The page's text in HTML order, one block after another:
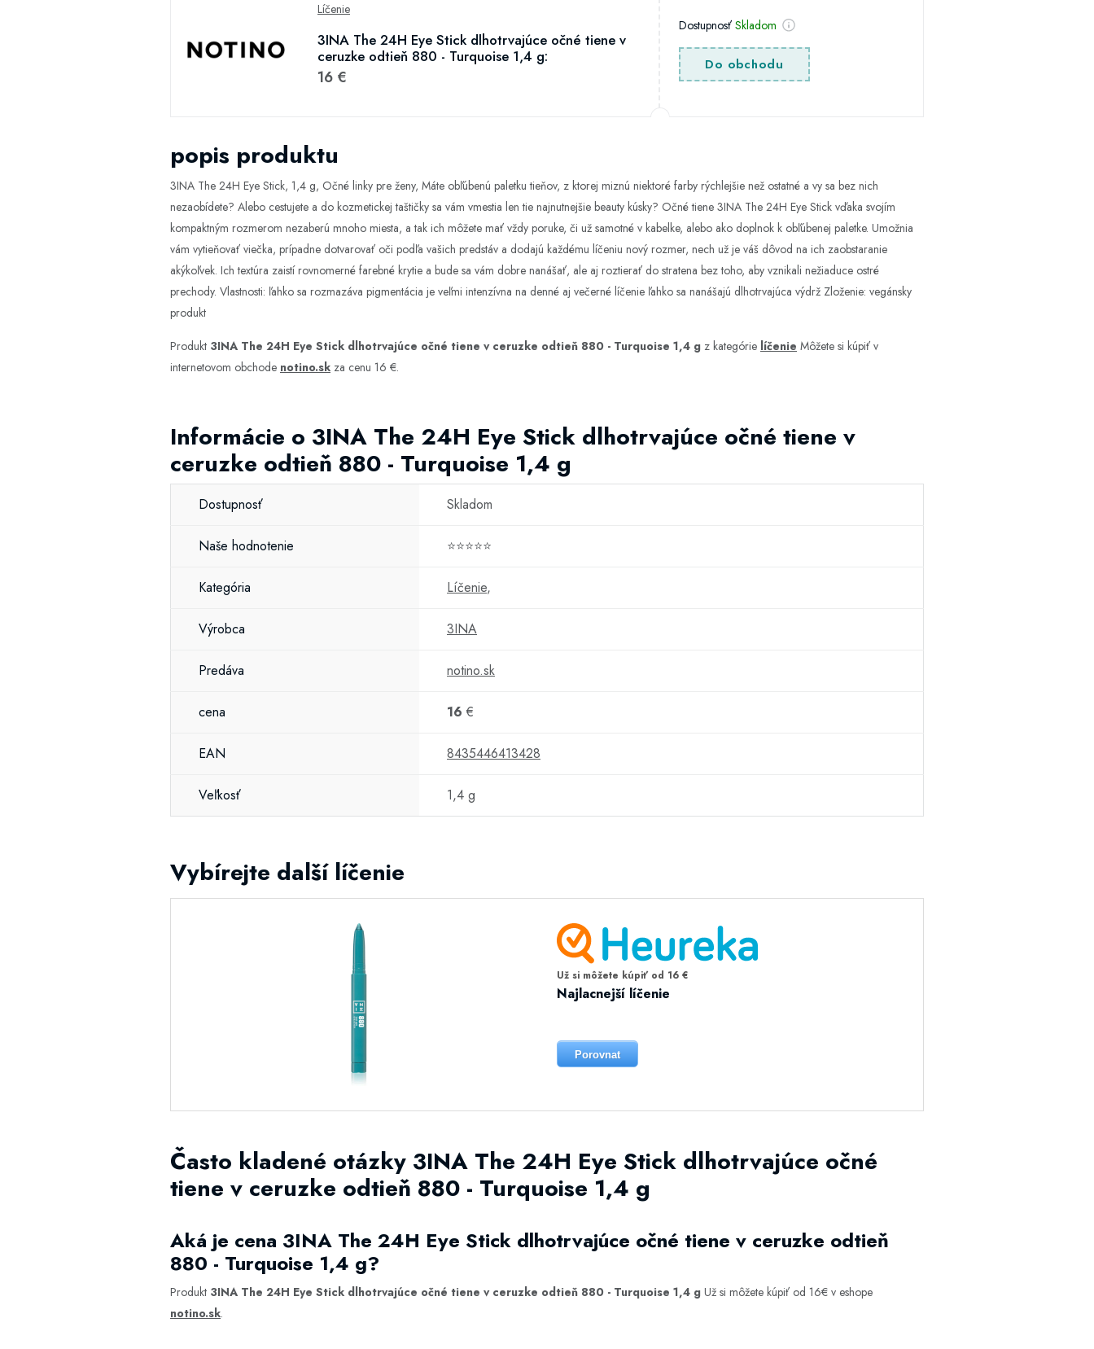
Líčenie
3INA The 24H Eye Stick dlhotrvajúce očné tiene v
ceruzke odtieň 880 - Turquoise 1,4 g:
16 €
DostupnosťSkladom
Do obchodu
popis produktu
3INA The 24H Eye Stick, 1,4 g, Očné linky pre ženy, Máte obľúbenú paletku tieňov, z ktorej miznú niektoré farby rýchlejšie než ostatné a vy sa bez nich
nezaobídete? Alebo cestujete a do kozmetickej taštičky sa vám vmestia len tie najnutnejšie beauty kúsky? Očné tiene 3INA The 24H Eye Stick vďaka svojím
kompaktným rozmerom nezaberú mnoho miesta, a tak ich môžete mať vždy poruke, či už samotné v kabelke, alebo ako doplnok k obľúbenej paletke. Umožnia
vám vytieňovať viečka, prípadne dotvarovať oči podľa vašich predstáv a dodajú každému líčeniu nový rozmer, nech už je váš dôvod na ich zaobstaranie
akýkoľvek. Ich textúra zaistí rovnomerné farebné krytie a bude sa vám dobre nanášať, ale aj roztierať do stratena bez toho, aby vznikali nežiaduce ostré
prechody. Vlastnosti: ľahko sa rozmazáva pigmentácia je veľmi intenzívna na denné aj večerné líčenie ľahko sa nanášajú dlhotrvajúca výdrž Zloženie: vegánsky
produkt
Produkt 3INA The 24H Eye Stick dlhotrvajúce očné tiene v ceruzke odtieň 880 - Turquoise 1,4 g z kategórie líčenie Môžete si kúpiť v
internetovom obchode notino.sk za cenu 16 €.
Informácie o 3INA The 24H Eye Stick dlhotrvajúce očné tiene v
ceruzke odtieň 880 - Turquoise 1,4 g
Dostupnosť Skladom
Naše hodnotenie ⭐⭐⭐⭐⭐
Kategória Líčenie,
Výrobca 3INA
Predáva notino.sk
cena 16 €
EAN 8435446413428
Veľkosť 1,4 g
Vybírejte další líčenie
Už si môžete kúpiť od 16 €
Najlacnejší líčenie
Porovnat
Často kladené otázky 3INA The 24H Eye Stick dlhotrvajúce očné
tiene v ceruzke odtieň 880 - Turquoise 1,4 g
Aká je cena 3INA The 24H Eye Stick dlhotrvajúce očné tiene v ceruzke odtieň
880 - Turquoise 1,4 g?
Produkt 3INA The 24H Eye Stick dlhotrvajúce očné tiene v ceruzke odtieň 880 - Turquoise 1,4 g Už si môžete kúpiť od 16€ v eshope
notino.sk.